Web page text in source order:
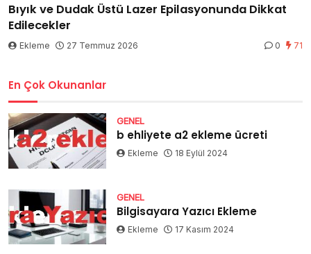
Bıyık ve Dudak Üstü Lazer Epilasyonunda Dikkat
Edilecekler
Ekleme 27 Temmuz 2026 0 71
En Çok Okunanlar
GENEL
b ehliyete a2 ekleme ücreti
Ekleme 18 Eylül 2024
GENEL
Bilgisayara Yazıcı Ekleme
Ekleme 17 Kasım 2024